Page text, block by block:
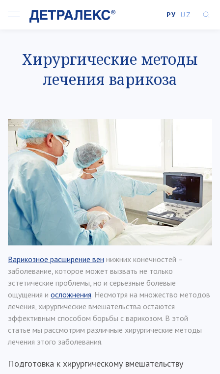
РУ UZ
Хирургические методы
лечения варикоза
Варикозное расширение вен нижних конечностей –
заболевание, которое может вызвать не только
эстетические проблемы, но и серьезные болевые
ощущения и осложнения. Несмотря на множество методов
лечения, хирургические вмешательства остаются
эффективным способом борьбы с варикозом. В этой
статье мы рассмотрим различные хирургические методы
лечения этого заболевания.
Подготовка к хирургическому вмешательству